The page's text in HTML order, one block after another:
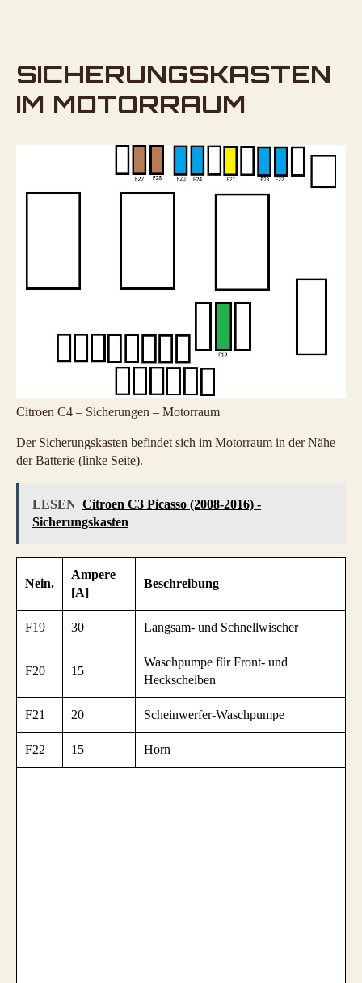
SICHERUNGSKASTEN
IM MOTORRAUM
Citroen C4 – Sicherungen – Motorraum
Der Sicherungskasten befindet sich im Motorraum in der Nähe
der Batterie (linke Seite).
LESEN Citroen C3 Picasso (2008-2016) -
Sicherungskasten
Nein.
Ampere
[A]
Beschreibung
F19 30 Langsam- und Schnellwischer
F20 15
Waschpumpe für Front- und
Heckscheiben
F21 20 Scheinwerfer-Waschpumpe
F22 15 Horn